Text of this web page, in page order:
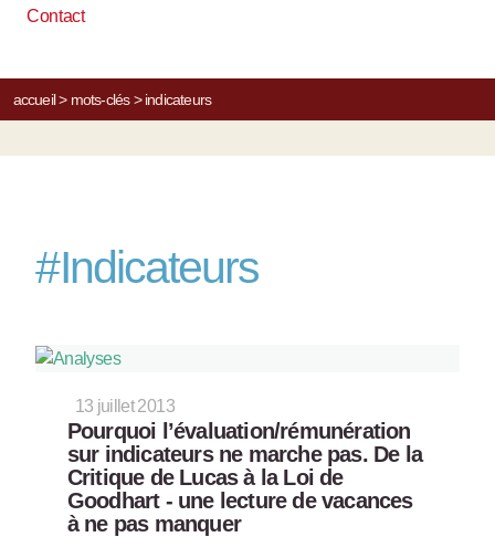
Contact
accueil> mots-clés> indicateurs
#Indicateurs
13 juillet 2013
Pourquoi l’évaluation/rémunération
sur indicateurs ne marche pas. De la
Critique de Lucas à la Loi de
Goodhart - une lecture de vacances
à ne pas manquer